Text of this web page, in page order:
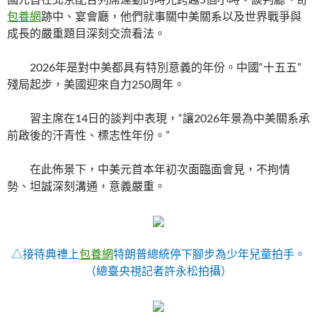
包養網跡中、宴會廳，他們就事關中美關系以及世界戰爭與
成長的嚴重題目深刻交流看法。
2026年是對中美都具有特別意義的年份。中國“十五五”
殘局起步，美國迎來自力250周年。
習主席在14日的談判中表現，“讓2026年景為中美關系承
前啟後的汗青性、標志性年份。”
在此佈景下，中美元首本年初次面臨面會見，不拘情
勢、坦誠深刻溝通，意義嚴重。
△接待典禮上包養網特朗普總統停下腳步為少年兒童拍手。
（總臺央視記者許永松拍攝）